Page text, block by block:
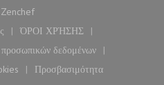
Zenchef((ανοίγει σε νέο παράθυρο))
σε νέο παράθυρο))
ΌΡΟΙ ΧΡΉΣΗΣ
((ανοίγει σε νέο
δεδομένων
((ανοίγει σε νέο παράθυρο))
σε νέο παράθυρο))
Προσβασιμότητα
((ανοίγει σε νέο